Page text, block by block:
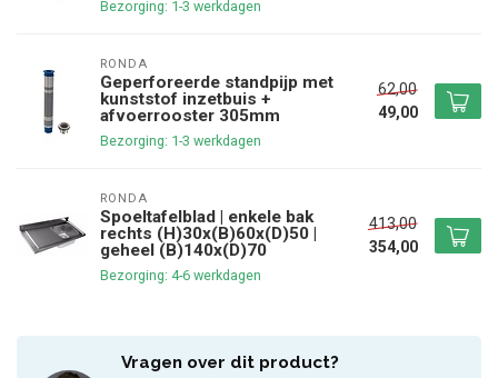
Bezorging: 1-3 werkdagen
RONDA
Geperforeerde standpijp met
kunststof inzetbuis +
afvoerrooster 305mm
Bezorging: 1-3 werkdagen
62,00
49,00
RONDA
Spoeltafelblad | enkele bak
rechts (H)30x(B)60x(D)50 |
geheel (B)140x(D)70
Bezorging: 4-6 werkdagen
413,00
354,00
Vragen over dit product?